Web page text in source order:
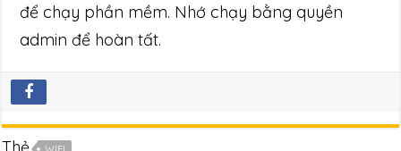
để chạy phần mềm. Nhớ chạy bằng quyền
admin để hoàn tất.
Thẻ